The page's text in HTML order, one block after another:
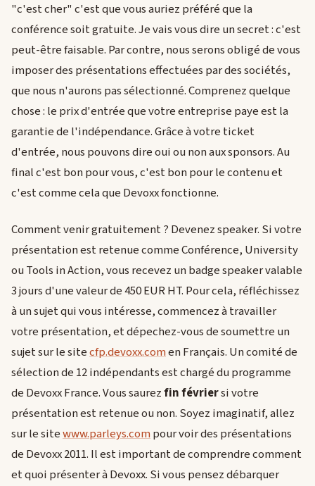
"c'est cher" c'est que vous auriez préféré que la
conférence soit gratuite. Je vais vous dire un secret : c'est
peut-être faisable. Par contre, nous serons obligé de vous
imposer des présentations effectuées par des sociétés,
que nous n'aurons pas sélectionné. Comprenez quelque
chose : le prix d'entrée que votre entreprise paye est la
garantie de l'indépendance. Grâce à votre ticket
d'entrée, nous pouvons dire oui ou non aux sponsors. Au
final c'est bon pour vous, c'est bon pour le contenu et
c'est comme cela que Devoxx fonctionne.
Comment venir gratuitement ? Devenez speaker. Si votre
présentation est retenue comme Conférence, University
ou Tools in Action, vous recevez un badge speaker valable
3 jours d'une valeur de 450 EUR HT. Pour cela, réfléchissez
à un sujet qui vous intéresse, commencez à travailler
votre présentation, et dépechez-vous de soumettre un
sujet sur le sitecfp.devoxx.comen Français. Un comité de
sélection de 12 indépendants est chargé du programme
de Devoxx France. Vous saurezfin févriersi votre
présentation est retenue ou non. Soyez imaginatif, allez
sur le sitewww.parleys.compour voir des présentations
de Devoxx 2011. Il est important de comprendre comment
et quoi présenter à Devoxx. Si vous pensez débarquer